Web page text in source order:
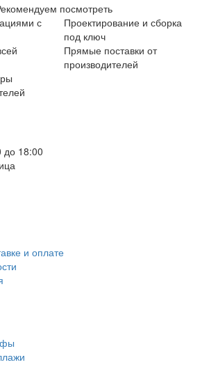
посмотреть
с
Проектирование и сборка
под ключ
Прямые поставки от
производителей
до 18:00
и оплате